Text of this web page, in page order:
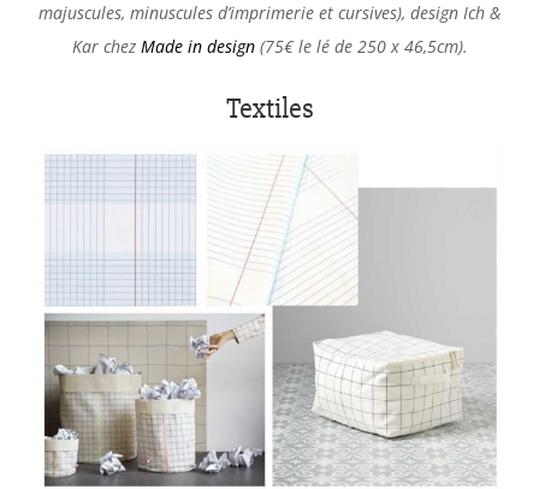
majuscules, minuscules d’imprimerie et cursives), design Ich &
Karchez Made in design(75€ le lé de 250 x 46,5cm).
Textiles